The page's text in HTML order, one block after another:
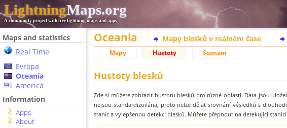
LightningMaps.org
A community project with free lightning maps and apps
Maps and statistics
Real Time
Evropa
Oceania
America
Information
Apps
About
Oceania Mapy blesků v reálném čase
Mapy Hustoty Seznam
Hustoty blesků
Zde si můžete zobrazit hustotu blesků pro různé oblasti. Data jsou
nejsou standardizována, proto nelze dělat srovnání výsledků s
stanic a vylepšenou detekcí blesků. Můžete přepnout na detekující